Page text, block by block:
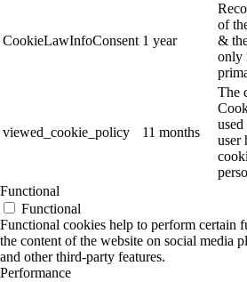
CookieLawInfoConsent 1 year
of
&
only
viewed_cookie_policy 11 months
The
user
Functional
Functional
Functional cookies help to perform certain
the content of the website on social media
and other third-party features.
Performance